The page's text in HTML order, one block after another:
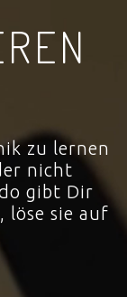
zu lernen
nicht
gibt Dir
löse sie auf